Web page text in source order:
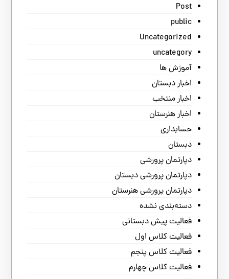
Post
public
Uncategorized
uncategory
آموزش ها
اخبار دبستان
اخبار منتخب
اخبار هنرستان
حسابداری
دبستان
دپارتمان پرورشی
دپارتمان پرورشی دبستان
دپارتمان پرورشی هنرستان
دسته‌بندی نشده
فعالیت پیش دبستانی
فعالیت کلاس اول
فعالیت کلاس پنجم
فعالیت کلاس چهارم